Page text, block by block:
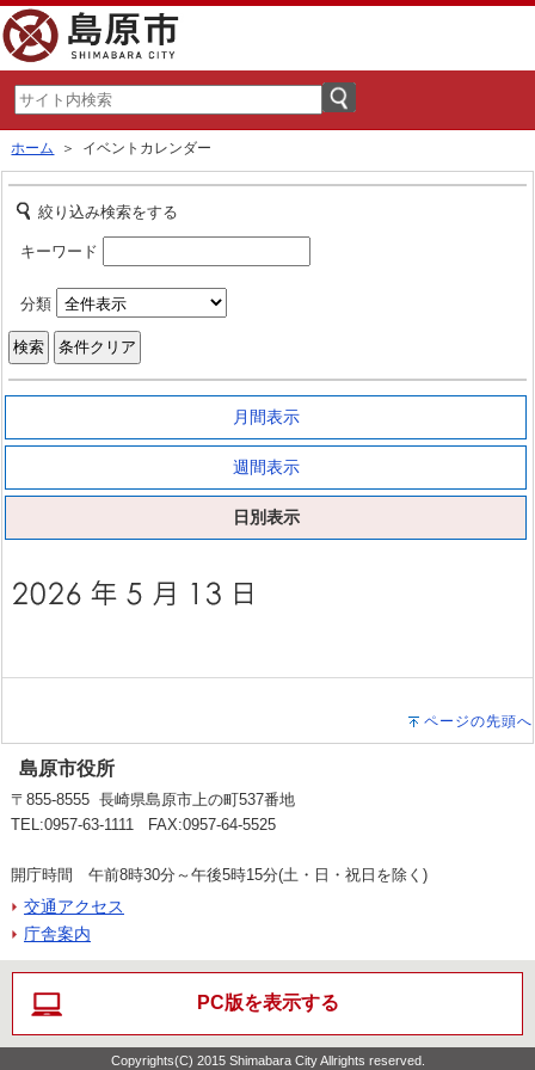
ホーム ＞ イベントカレンダー
絞り込み検索をする
キーワード
分類
月間表示
週間表示
日別表示
ページの先頭へ
島原市役所
〒855-8555 長崎県島原市上の町537番地
TEL:0957-63-1111 FAX:0957-64-5525
開庁時間 午前8時30分～午後5時15分(土・日・祝日を除く)
交通アクセス
庁舎案内
PC版を表示する
Copyrights(C) 2015 Shimabara City Allrights reserved.